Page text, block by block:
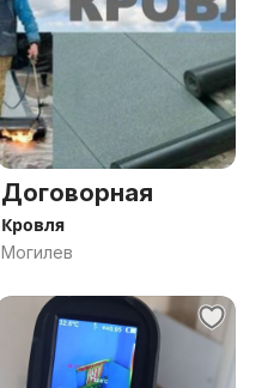
Договорная
Кровля
Могилев